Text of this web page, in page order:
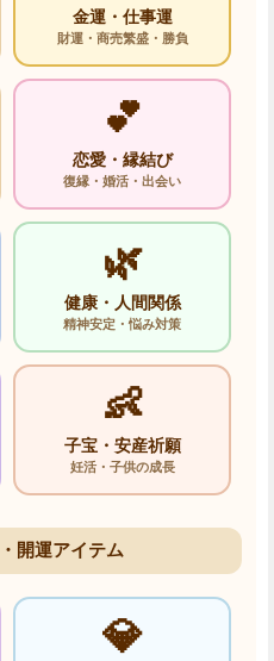
金運・仕事運
財運・商売繁盛・勝負
💕
恋愛・縁結び
復縁・婚活・出会い
🌿
健康・人間関係
精神安定・悩み対策
👶
子宝・安産祈願
妊活・子供の成長
開運アイテム
💎